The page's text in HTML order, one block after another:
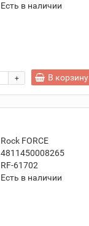
Есть в наличии
+ В корзину
Rock FORCE
4811450008265
RF-61702
Есть в наличии